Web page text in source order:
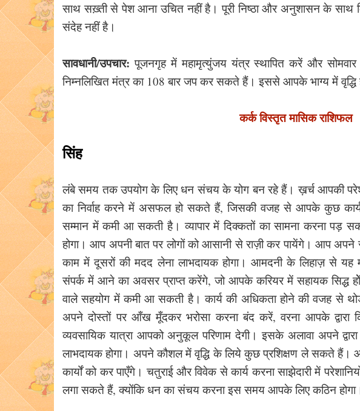
साथ सख़्ती से पेश आना उचित नहीं है। पूरी निष्ठा और अनुशासन के साथ
संदेह नहीं है।
सावधानी/उपचार: पूजनगृह में महामृत्युंजय यंत्र स्थापित करें और
निम्नलिखित मंत्र का 108 बार जप कर सकते हैं। इससे आपके भाग्य में वृद्धि
कर्क विस्तृत मासिक राशिफल
सिंह
लंबे समय तक उपयोग के लिए धन संचय के योग बन रहे हैं। ख़र्च आपकी
का निर्वाह करने में असफल हो सकते हैं, जिसकी वजह से आपके कुछ
सम्मान में कमी आ सकती है। व्यापार में दिक्कतों का सामना करना
होगा। आप अपनी बात पर लोगों को आसानी से राज़ी कर पायेंगे। आप
काम में दूसरों की मदद लेना लाभदायक होगा। आमदनी के लिहाज़ से
संपर्क में आने का अवसर प्राप्त करेंगे, जो आपके करियर में सहायक सिद्ध
वाले सहयोग में कमी आ सकती है। कार्य की अधिकता होने की वजह से
अपने दोस्तों पर आँख मूँदकर भरोसा करना बंद करें, वरना आपके द्वारा
व्यवसायिक यात्रा आपको अनुकूल परिणाम देगी। इसके अलावा अपने द्वारा
लाभदायक होगा। अपने कौशल में वृद्धि के लिये कुछ प्रशिक्षण ले सकते
कार्यों को कर पाएँगे। चतुराई और विवेक से कार्य करना साझेदारी में
लगा सकते हैं, क्योंकि धन का संचय करना इस समय आपके लिए कठिन